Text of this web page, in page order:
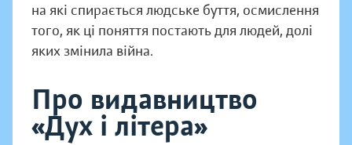
на які спирається людське буття, осмислення
того, як ці поняття постають для людей, долі
яких змінила війна.
Про видавництво
«Дух і літера»